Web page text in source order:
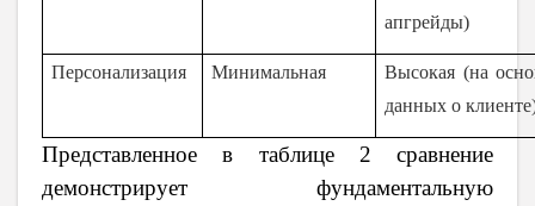
апгрейды)
Персонализация Минимальная
Высокая (на
данных о
Представленное в таблице 2 сравнение
демонстрирует фундаментальную